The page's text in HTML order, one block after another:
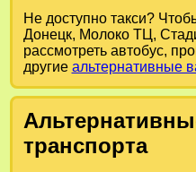
Не доступно такси?
Донецк, Молоко ТЦ,
рассмотреть автобус,
другие альтернативные
транспорта